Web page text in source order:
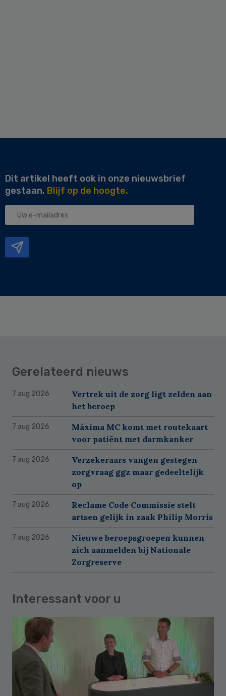
Dit artikel heeft ook in onze nieuwsbrief
gestaan. Blijf op de hoogte.
Uw
Gerelateerd nieuws
7 aug 2026
Vertrek uit de zorg ligt zelden aan
het beroep
7 aug 2026
Máxima MC komt met routekaart
voor patiënt met darmkanker
7 aug 2026
Verzekeraars vangen gestegen
zorgvraag ggz maar gedeeltelijk
op
7 aug 2026
Reclame Code Commissie stelt
artsen gelijk in zaak Philip Morris
7 aug 2026
Nieuwe beroepsgroepen kunnen
zich aanmelden bij Nationale
Zorgreserve
Interessant voor u